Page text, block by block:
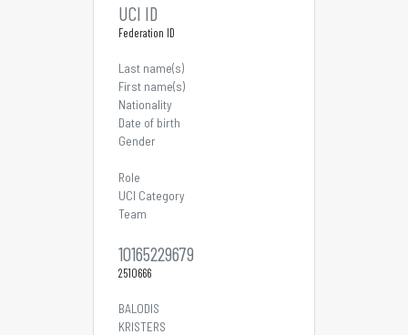
UCI ID
Federation ID
Last name(s)
First name(s)
Nationality
Date of birth
Gender
Role
UCI Category
Team
10165229679
2510666
BALODIS
KRISTERS